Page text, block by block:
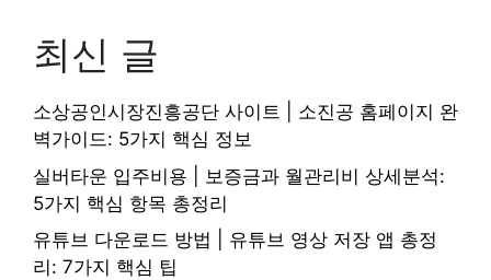
최신 글
소상공인시장진흥공단 사이트 | 소진공 홈페이지 완
벽가이드: 5가지 핵심 정보
실버타운 입주비용 | 보증금과 월관리비 상세분석:
5가지 핵심 항목 총정리
유튜브 다운로드 방법 | 유튜브 영상 저장 앱 총정
리: 7가지 핵심 팁